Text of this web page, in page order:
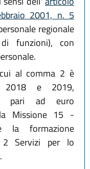
2001, n. 5
regionale
funzioni), con
al comma 2 è
2018 e 2019,
pari ad euro
Missione 15 -
formazione
2 Servizi per lo